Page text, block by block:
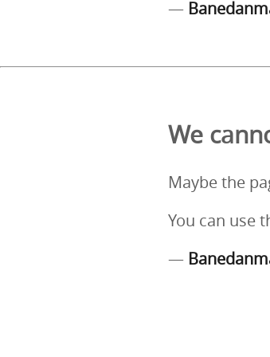
—
We
Maybe the
You can use
—